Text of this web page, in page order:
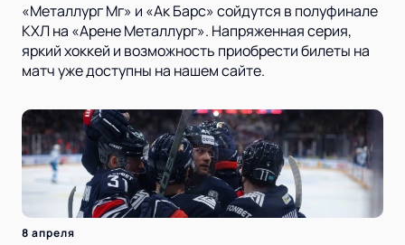
«Металлург Мг» и «Ак Барс» сойдутся в полуфинале
КХЛ на «Арене Металлург». Напряженная серия,
яркий хоккей и возможность приобрести билеты на
матч уже доступны на нашем сайте.
8 апреля